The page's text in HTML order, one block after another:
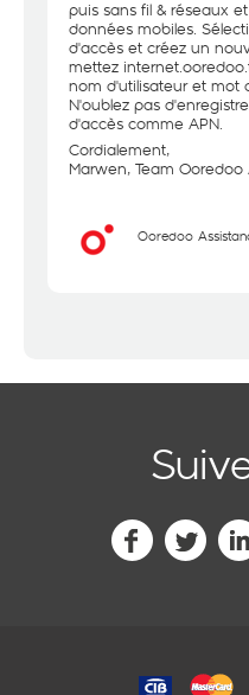
puis sans fil & réseaux
données mobiles.
d'accès et créez un
mettez
nom d'utilisateur et mot
N'oublez pas
d'accès comme APN.
Cordialement,
Marwen, Team Ooredoo
Ooredoo